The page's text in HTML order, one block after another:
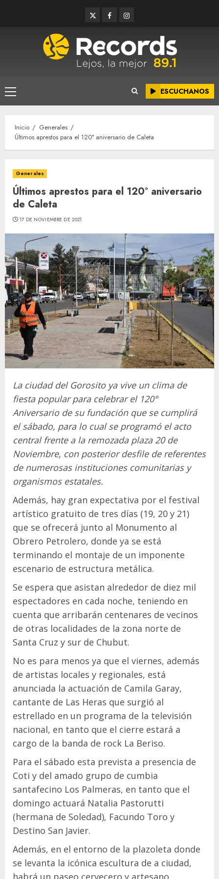
TwitterFacebookInstagram
Menú
principal
ESCUCHANOS
Inicio
Generales
Últimos aprestos para el 120° aniversario de Caleta
Generales
Últimos aprestos para el 120° aniversario
de Caleta
17 DE NOVIEMBRE DE 2021
La ciudad del Gorosito ya vive un clima de
fiesta popular para celebrar el 120°
Aniversario de su fundación que se cumplirá
el sábado, para lo cual se programó el acto
central frente a la remozada plaza 20 de
Noviembre, con posterior desfile de referentes
de numerosas instituciones comunitarias y
organismos estatales.
Además, hay gran expectativa por el festival
artístico gratuito de tres días (19, 20 y 21)
que se ofrecerá junto al Monumento al
Obrero Petrolero, donde ya se está
terminando el montaje de un imponente
escenario de estructura metálica.
Se espera que asistan alrededor de diez mil
espectadores en cada noche, teniendo en
cuenta que arribarán centenares de vecinos
de otras localidades de la zona norte de
Santa Cruz y sur de Chubut.
No es para menos ya que el viernes, además
de artistas locales y regionales, está
anunciada la actuación de Camila Garay,
cantante de Las Heras que surgió al
estrellado en un programa de la televisión
nacional, en tanto que el cierre estará a
cargo de la banda de rock La Beriso.
Para el sábado esta prevista a presencia de
Coti y del amado grupo de cumbia
santafecino Los Palmeras, en tanto que el
domingo actuará Natalia Pastorutti
(hermana de Soledad), Facundo Toro y
Destino San Javier.
Además, en el entorno de la plazoleta donde
se levanta la icónica escultura de a ciudad,
habrá un paseo cervecero y artesano.